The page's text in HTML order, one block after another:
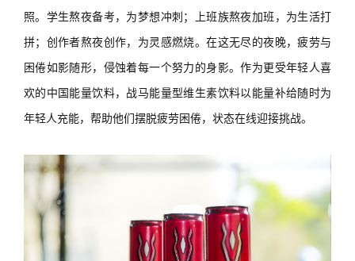
照。学生熬夜备考，为梦想冲刺；上班族熬夜加班，为生活打
拼；创作者熬夜创作，为灵感燃烧。在这无尽的夜晚，疲劳与
困倦如影随形，侵蚀着每一个努力的身影。作为更受年轻人喜
欢的中国能量饮料，战马能量型维生素饮料以能量补给随时为
年轻人充能，帮助他们摆脱疲劳困倦，状态在线迎接挑战。